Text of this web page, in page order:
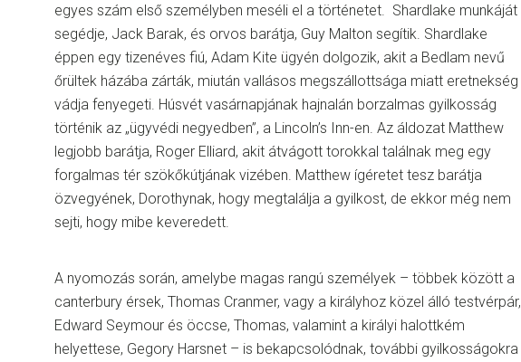
egyes szám első személyben meséli el a történetet. Shardlake munkáját
segédje, Jack Barak, és orvos barátja, Guy Malton segítik. Shardlake
éppen egy tizenéves fiú, Adam Kite ügyén dolgozik, akit a Bedlam nevű
őrültek házába zárták, miután vallásos megszállottsága miatt eretnekség
vádja fenyegeti. Húsvét vasárnapjának hajnalán borzalmas gyilkosság
történik az „ügyvédi negyedben”, a Lincoln’s Inn-en. Az áldozat Matthew
legjobb barátja, Roger Elliard, akit átvágott torokkal találnak meg egy
forgalmas tér szökőkútjának vizében. Matthew ígéretet tesz barátja
özvegyének, Dorothynak, hogy megtalálja a gyilkost, de ekkor még nem
sejti, hogy mibe keveredett.
A nyomozás során, amelybe magas rangú személyek – többek között a
canterbury érsek, Thomas Cranmer, vagy a királyhoz közel álló testvérpár,
Edward Seymour és öccse, Thomas, valamint a királyi halottkém
helyettese, Gegory Harsnet – is bekapcsolódnak, további gyilkosságokra